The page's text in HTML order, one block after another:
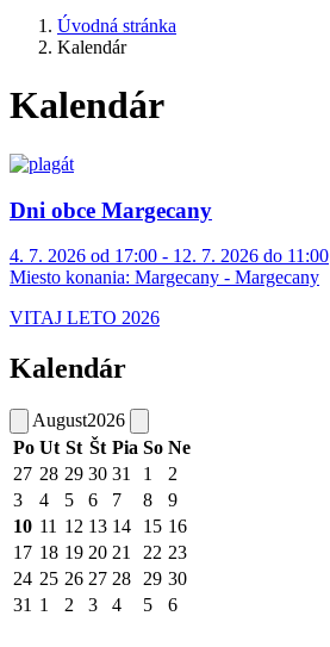
Úvodná stránka
Kalendár
Kalendár
Dni obce Margecany
4. 7. 2026 od 17:00 - 12. 7. 2026 do 11:00
Miesto konania: Margecany - Margecany
VITAJ LETO 2026
Kalendár
August2026
Po Ut St Št Pia So Ne
27 28 29 30 31 1
2
3
4 5 6 7 8
9
10 11 12 13 14 15 16
17 18 19 20 21 22 23
24 25 26 27 28 29 30
31 1 2 3 4 5 6